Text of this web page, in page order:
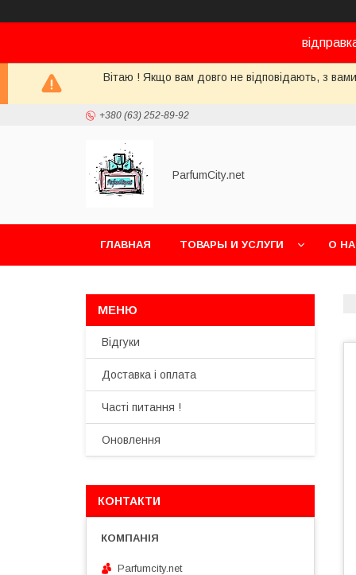
Вітаю ! Якщо вам довго не відповідають, з
+380 (63) 252-89-92
ParfumCity.net
ГЛАВНАЯ ТОВАРЫ И УСЛУГИ О
Відгуки
Доставка і оплата
Часті питання !
Оновлення
КОНТАКТИ
Parfumcity.net